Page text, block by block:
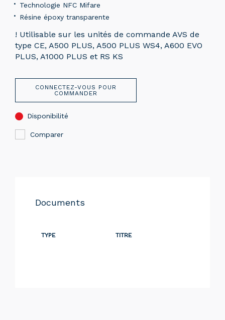
Technologie NFC Mifare
Résine époxy transparente
! Utilisable sur les unités de commande AVS de
type CE, A500 PLUS, A500 PLUS WS4, A600 EVO
PLUS, A1000 PLUS et RS KS
CONNECTEZ-VOUS POUR
COMMANDER
Disponibilité
Comparer
Documents
TYPE TITRE